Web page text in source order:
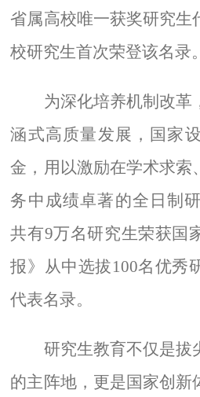
省属高校唯一获奖研究生
校研究生首次荣登该名录。
为深化培养机制改革
涵式高质量发展，国家
金，用以激励在学术求索
务中成绩卓著的全日制研
共有9万名研究生荣获国
报》从中选拔100名优秀
代表名录。
研究生教育不仅是拔
的主阵地，更是国家创新